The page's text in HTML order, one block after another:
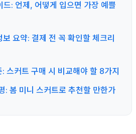
드: 언제, 어떻게 입으면 가장 예쁠
요약: 결제 전 꼭 확인할 체크리
스커트 구매 시 비교해야 할 8가지
: 봄 미니 스커트로 추천할 만한가